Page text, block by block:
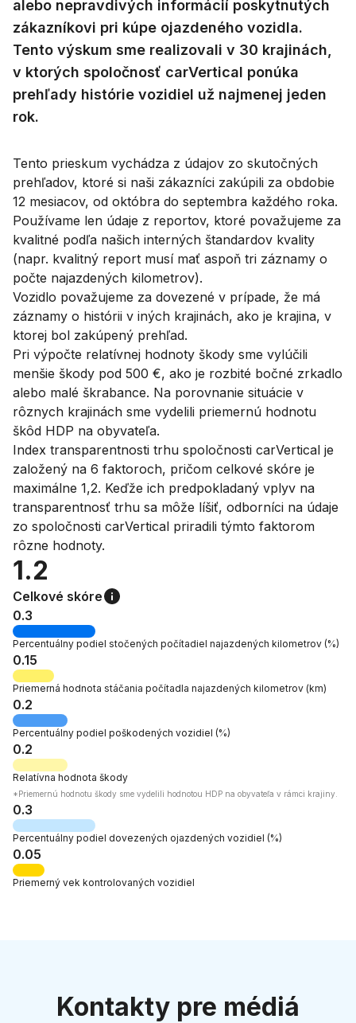
alebo nepravdivých informácií poskytnutých
zákazníkovi pri kúpe ojazdeného vozidla.
Tento výskum sme realizovali v 30 krajinách,
v ktorých spoločnosť carVertical ponúka
prehľady histórie vozidiel už najmenej jeden
rok.
Tento prieskum vychádza z údajov zo skutočných
prehľadov, ktoré si naši zákazníci zakúpili za obdobie
12 mesiacov, od októbra do septembra každého roka.
Používame len údaje z reportov, ktoré považujeme za
kvalitné podľa našich interných štandardov kvality
(napr. kvalitný report musí mať aspoň tri záznamy o
počte najazdených kilometrov).
Vozidlo považujeme za dovezené v prípade, že má
záznamy o histórii v iných krajinách, ako je krajina, v
ktorej bol zakúpený prehľad.
Pri výpočte relatívnej hodnoty škody sme vylúčili
menšie škody pod 500 €, ako je rozbité bočné zrkadlo
alebo malé škrabance. Na porovnanie situácie v
rôznych krajinách sme vydelili priemernú hodnotu
škôd HDP na obyvateľa.
Index transparentnosti trhu spoločnosti carVertical je
založený na 6 faktoroch, pričom celkové skóre je
maximálne 1,2. Keďže ich predpokladaný vplyv na
transparentnosť trhu sa môže líšiť, odborníci na údaje
zo spoločnosti carVertical priradili týmto faktorom
rôzne hodnoty.
1.2
Celkové skóre
0.3
Percentuálny podiel stočených počítadiel najazdených kilometrov (%)
0.15
Priemerná hodnota stáčania počítadla najazdených kilometrov (km)
0.2
Percentuálny podiel poškodených vozidiel (%)
0.2
Relatívna hodnota škody
*Priemernú hodnotu škody sme vydelili hodnotou HDP na obyvateľa v rámci krajiny.
0.3
Percentuálny podiel dovezených ojazdených vozidiel (%)
0.05
Priemerný vek kontrolovaných vozidiel
Kontakty pre médiá